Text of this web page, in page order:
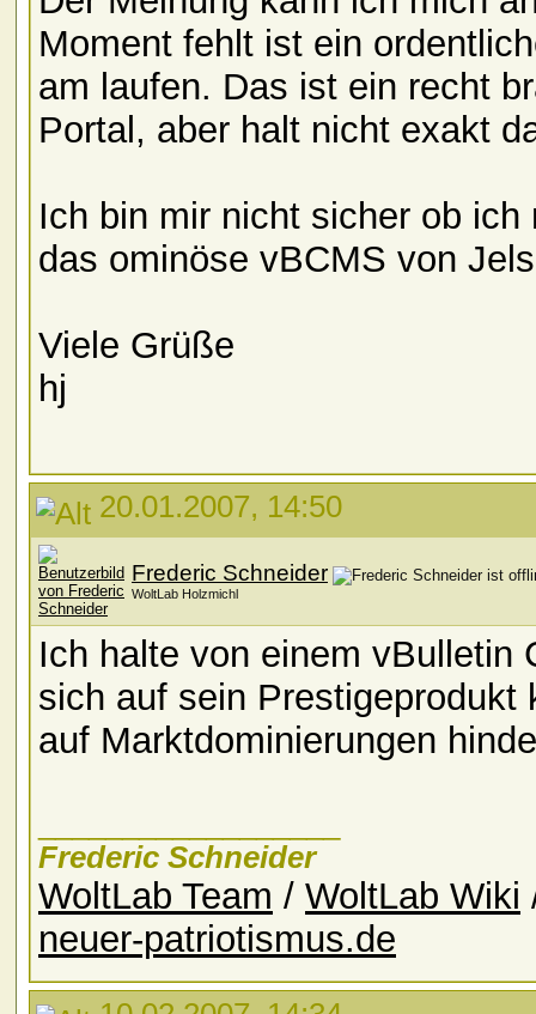
Moment fehlt ist ein
am laufen. Das ist ein recht
Portal, aber halt nicht exakt
Ich bin mir nicht sicher ob
das ominöse vBCMS von
Viele Grüße
hj
20.01.2007, 14:50
Frederic Schneider
WoltLab Holzmichl
Ich halte von einem vBulletin
sich auf sein Prestigeprodukt
auf Marktdominierungen
Frederic Schneider
WoltLab Team / WoltLab Wiki
neuer-patriotismus.de